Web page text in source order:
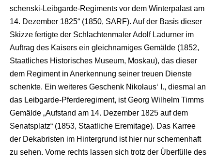
schenski-Leibgarde-Regiments vor dem Winterpalast am
14. Dezember 1825“ (1850, SARF). Auf der Basis dieser
Skizze fertigte der Schlachtenmaler Adolf Ladurner im
Auftrag des Kaisers ein gleichnamiges Gemälde (1852,
Staatliches Historisches Museum, Moskau), das dieser
dem Regiment in Anerkennung seiner treuen Dienste
schenkte. Ein weiteres Geschenk Nikolaus‘ I., diesmal an
das Leibgarde-Pferderegiment, ist Georg Wilhelm Timms
Gemälde „Aufstand am 14. Dezember 1825 auf dem
Senatsplatz“ (1853, Staatliche Eremitage). Das Karree
der Dekabristen im Hintergrund ist hier nur schemenhaft
zu sehen. Vorne rechts lassen sich trotz der Überfülle des